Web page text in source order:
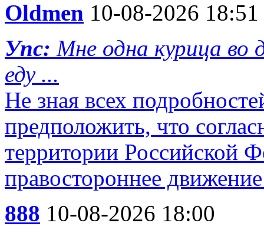
Oldmen 10-08-2026 18:51
Упс: Мне одна курица во
еду ...
Не зная всех
предположить, что
территории Российской
правостороннее
888 10-08-2026 18:00